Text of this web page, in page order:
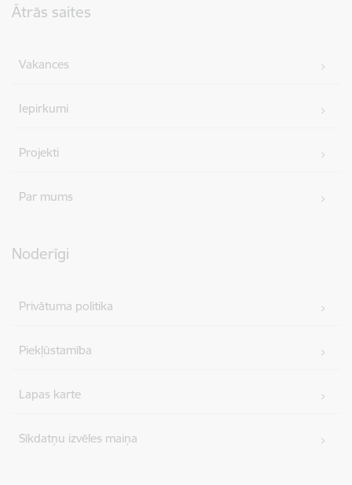
Ātrās saites
Vakances
Iepirkumi
Projekti
Par mums
Noderīgi
Privātuma politika
Piekļūstamība
Lapas karte
Sīkdatņu izvēles maiņa